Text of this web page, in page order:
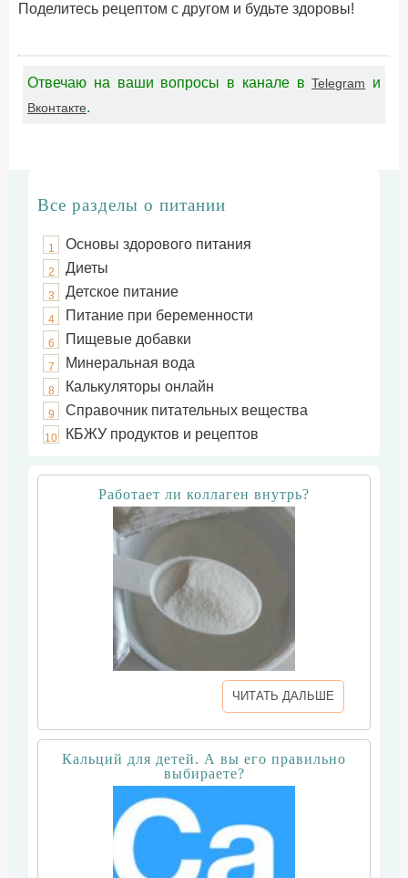
Поделитесь рецептом с другом и будьте здоровы!
Отвечаю на ваши вопросы в канале вTelegram и
Вконтакте.
Все разделы о питании
1 Основы здорового питания
2 Диеты
3 Детское питание
4 Питание при беременности
6 Пищевые добавки
7 Минеральная вода
8 Калькуляторы онлайн
9 Справочник питательных вещества
10 КБЖУ продуктов и рецептов
Работает ли коллаген внутрь?
ЧИТАТЬ ДАЛЬШЕ
Кальций для детей. А вы его правильно
выбираете?